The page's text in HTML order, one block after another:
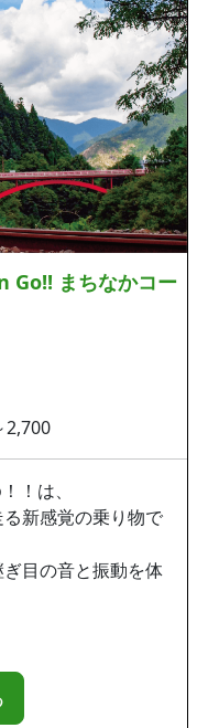
Go!! まちなかコー
2,700
！は、
新感覚の乗り物で
目の音と振動を体